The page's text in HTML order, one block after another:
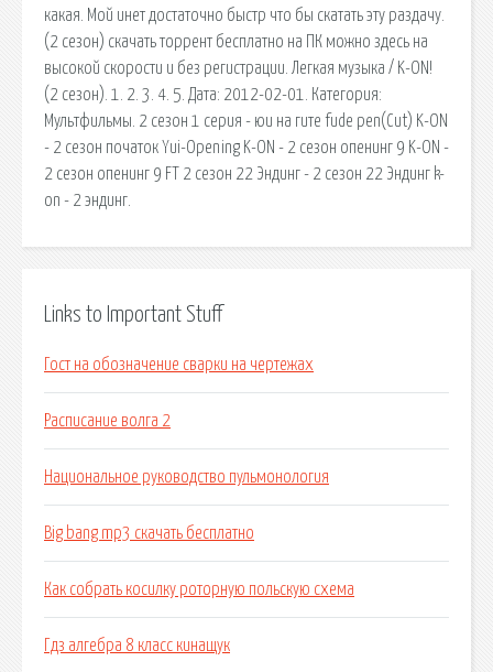
какая. Мой инет достаточно быстр что бы скатать эту раздачу.
(2 сезон) скачать торрент бесплатно на ПК можно здесь на
высокой скорости и без регистрации. Легкая музыка / K-ON!
(2 сезон). 1. 2. 3. 4. 5. Дата: 2012-02-01. Категория:
Мультфильмы. 2 сезон 1 серия - юи на гите fude pen(Cut) K-ON
- 2 сезон початок Yui-Opening K-ON - 2 сезон опенинг 9 K-ON -
2 сезон опенинг 9 FT 2 сезон 22 Эндинг - 2 сезон 22 Эндинг k-
on - 2 эндинг.
Links to Important Stuff
Гост на обозначение сварки на чертежах
Расписание волга 2
Национальное руководство пульмонология
Big bang mp3 скачать бесплатно
Как собрать косилку роторную польскую схема
Гдз алгебра 8 класс кинащук